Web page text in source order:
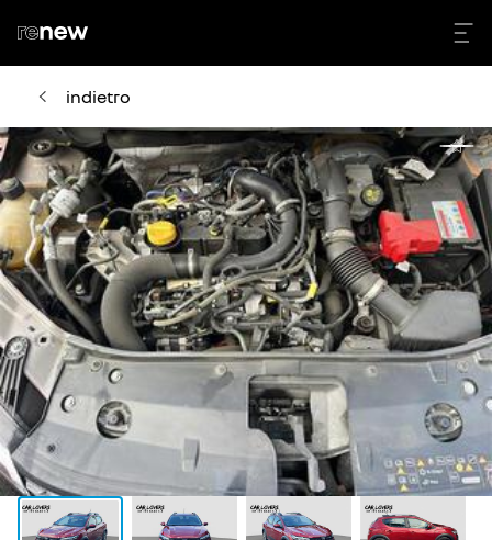
indietro